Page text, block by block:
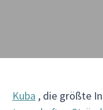
Kuba , die größte